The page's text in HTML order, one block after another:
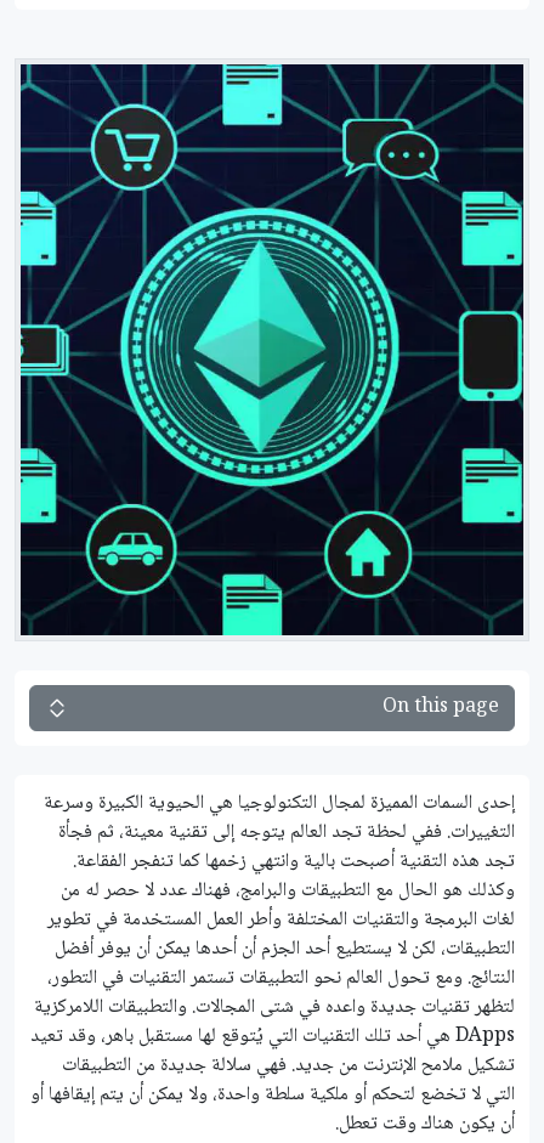
On this page
إحدى السمات المميزة لمجال التكنولوجيا هي الحيوية الكبيرة وسرعة
التغييرات. ففي لحظة تجد العالم يتوجه إلى تقنية معينة، ثم فجأة
تجد هذه التقنية أصبحت بالية وانتهي زخمها كما تنفجر الفقاعة.
وكذلك هو الحال مع التطبيقات والبرامج، فهناك عدد لا حصر له من
لغات البرمجة والتقنيات المختلفة وأطر العمل المستخدمة في تطوير
التطبيقات، لكن لا يستطيع أحد الجزم أن أحدها يمكن أن يوفر أفضل
النتائج. ومع تحول العالم نحو التطبيقات تستمر التقنيات في التطور،
لتظهر تقنيات جديدة واعده في شتى المجالات. والتطبيقات اللامركزية
DApps هي أحد تلك التقنيات التي يُتوقع لها مستقبل باهر، وقد تعيد
تشكيل ملامح الإنترنت من جديد. فهي سلالة جديدة من التطبيقات
التي لا تخضع لتحكم أو ملكية سلطة واحدة، ولا يمكن أن يتم إيقافها أو
أن يكون هناك وقت تعطل.